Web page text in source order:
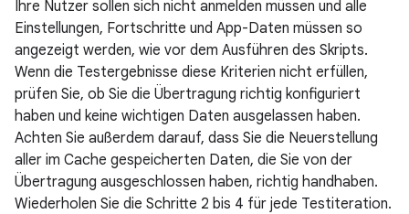
Ihre Nutzer sollen sich nicht anmelden müssen und alle
Einstellungen, Fortschritte und App-Daten müssen so
angezeigt werden, wie vor dem Ausführen des Skripts.
Wenn die Testergebnisse diese Kriterien nicht erfüllen,
prüfen Sie, ob Sie die Übertragung richtig konfiguriert
haben und keine wichtigen Daten ausgelassen haben.
Achten Sie außerdem darauf, dass Sie die Neuerstellung
aller im Cache gespeicherten Daten, die Sie von der
Übertragung ausgeschlossen haben, richtig handhaben.
Wiederholen Sie die Schritte 2 bis 4 für jede Testiteration.